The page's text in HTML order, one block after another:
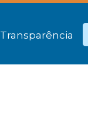
Transparência